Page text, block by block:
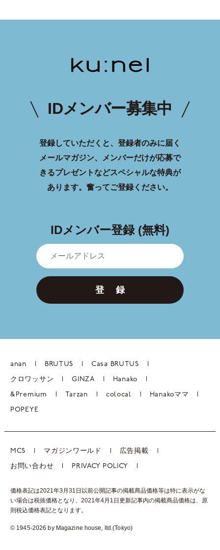
IDメンバー募集中
登録していただくと、登録者のみに届く
メールマガジン、メンバーだけが応募で
きるプレゼントなどスペシャルな特典が
あります。 奮ってご登録ください。
IDメンバー登録 (無料)
登 録
anan BRUTUS Casa BRUTUS
クロワッサン GINZA Hanako
&Premium Tarzan colocal Hanakoママ
POPEYE
MCS マガジンワールド 広告掲載
お問い合わせ PRIVACY POLICY
価格表記は2021年3月31日以前公開記事の掲載商品価格等は特に表示がな
い場合は税抜価格となり、2021年4月1日更新記事内の掲載商品価格は、 原
則税込価格表記となります。
© 1945-2026 by Magazine house, ltd.(Tokyo)